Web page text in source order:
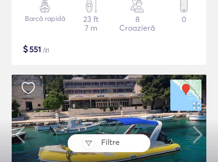
Filtre
Barcă rapidă
23 ft
7 m
8
Croazieră
0
$551 /zi